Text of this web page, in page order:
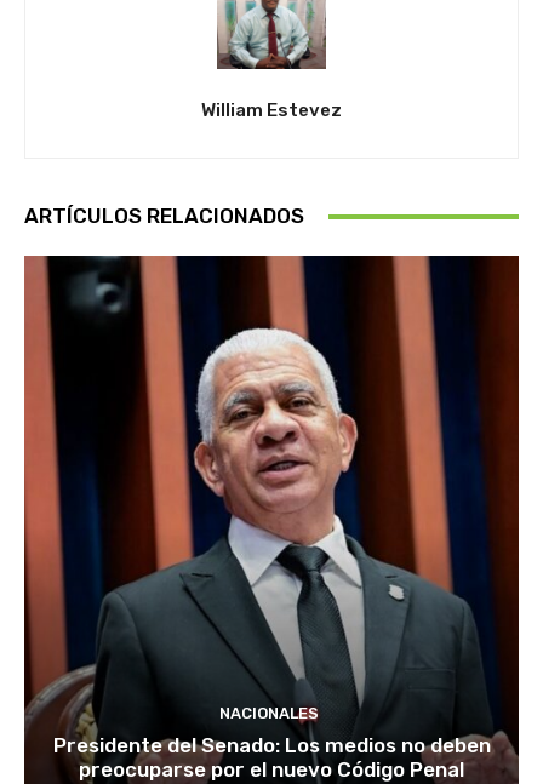
William Estevez
ARTÍCULOS RELACIONADOS
NACIONALES
Presidente del Senado: Los medios no deben
preocuparse por el nuevo Código Penal